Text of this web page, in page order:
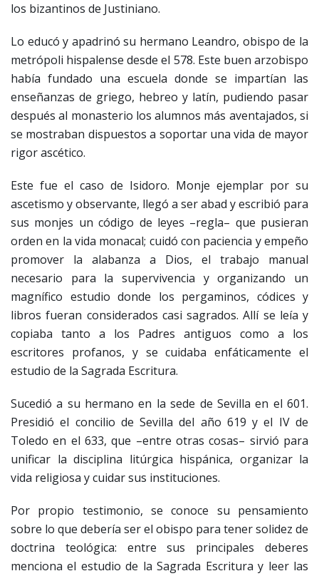
los bizantinos de Justiniano.
Lo educó y apadrinó su hermano Leandro, obispo de la
metrópoli hispalense desde el 578. Este buen arzobispo
había fundado una escuela donde se impartían las
enseñanzas de griego, hebreo y latín, pudiendo pasar
después al monasterio los alumnos más aventajados, si
se mostraban dispuestos a soportar una vida de mayor
rigor ascético.
Este fue el caso de Isidoro. Monje ejemplar por su
ascetismo y observante, llegó a ser abad y escribió para
sus monjes un código de leyes –regla– que pusieran
orden en la vida monacal; cuidó con paciencia y empeño
promover la alabanza a Dios, el trabajo manual
necesario para la supervivencia y organizando un
magnífico estudio donde los pergaminos, códices y
libros fueran considerados casi sagrados. Allí se leía y
copiaba tanto a los Padres antiguos como a los
escritores profanos, y se cuidaba enfáticamente el
estudio de la Sagrada Escritura.
Sucedió a su hermano en la sede de Sevilla en el 601.
Presidió el concilio de Sevilla del año 619 y el IV de
Toledo en el 633, que –entre otras cosas– sirvió para
unificar la disciplina litúrgica hispánica, organizar la
vida religiosa y cuidar sus instituciones.
Por propio testimonio, se conoce su pensamiento
sobre lo que debería ser el obispo para tener solidez de
doctrina teológica: entre sus principales deberes
menciona el estudio de la Sagrada Escritura y leer las